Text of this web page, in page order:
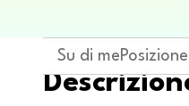
Su di mePosizione